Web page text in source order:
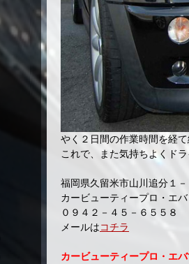
やく２日間の作業時間を経て
これで、また気持ちよくド
福岡県久留米市山川追分１－
カービューティープロ・エバ
０９４２－４５－６５５８
メールはコチラ
カービューティープロ・エ